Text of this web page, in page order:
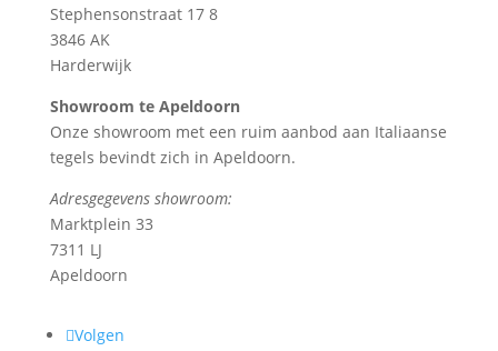
Stephensonstraat 17 8
3846 AK
Harderwijk
Showroom te Apeldoorn
Onze showroom met een ruim aanbod aan Italiaanse
tegels bevindt zich in Apeldoorn.
Adresgegevens showroom:
Marktplein 33
7311 LJ
Apeldoorn
Volgen